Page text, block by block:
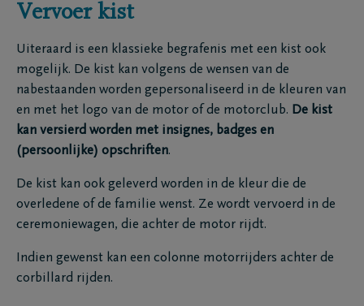
Vervoer kist
Uiteraard is een klassieke begrafenis met een kist ook
mogelijk. De kist kan volgens de wensen van de
nabestaanden worden gepersonaliseerd in de kleuren van
en met het logo van de motor of de motorclub. De kist
kan versierd worden met insignes, badges en
(persoonlijke) opschriften.
De kist kan ook geleverd worden in de kleur die de
overledene of de familie wenst. Ze wordt vervoerd in de
ceremoniewagen, die achter de motor rijdt.
Indien gewenst kan een colonne motorrijders achter de
corbillard rijden.